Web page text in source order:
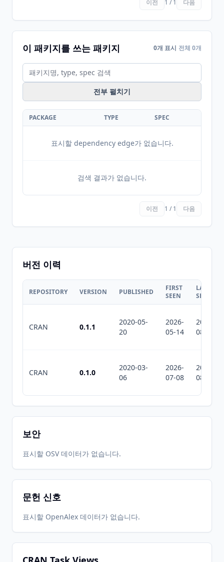
이전 1 / 1 다음
이 패키지를 쓰는 패키지 0개 표시 전체 0개
전부 펼치기
PACKAGE TYPE SPEC
표시할 dependency edge가 없습니다.
검색 결과가 없습니다.
이전 1 / 1 다음
버전 이력
REPOSITORY VERSION PUBLISHED
FIRST
SEEN
LAST
SEEN
CRAN 0.1.1
2020-05-
20
2026-
05-14
2026-
08-07
CRAN 0.1.0
2020-03-
06
2026-
07-08
2026-
08-07
보안
표시할 OSV 데이터가 없습니다.
문헌 신호
표시할 OpenAlex 데이터가 없습니다.